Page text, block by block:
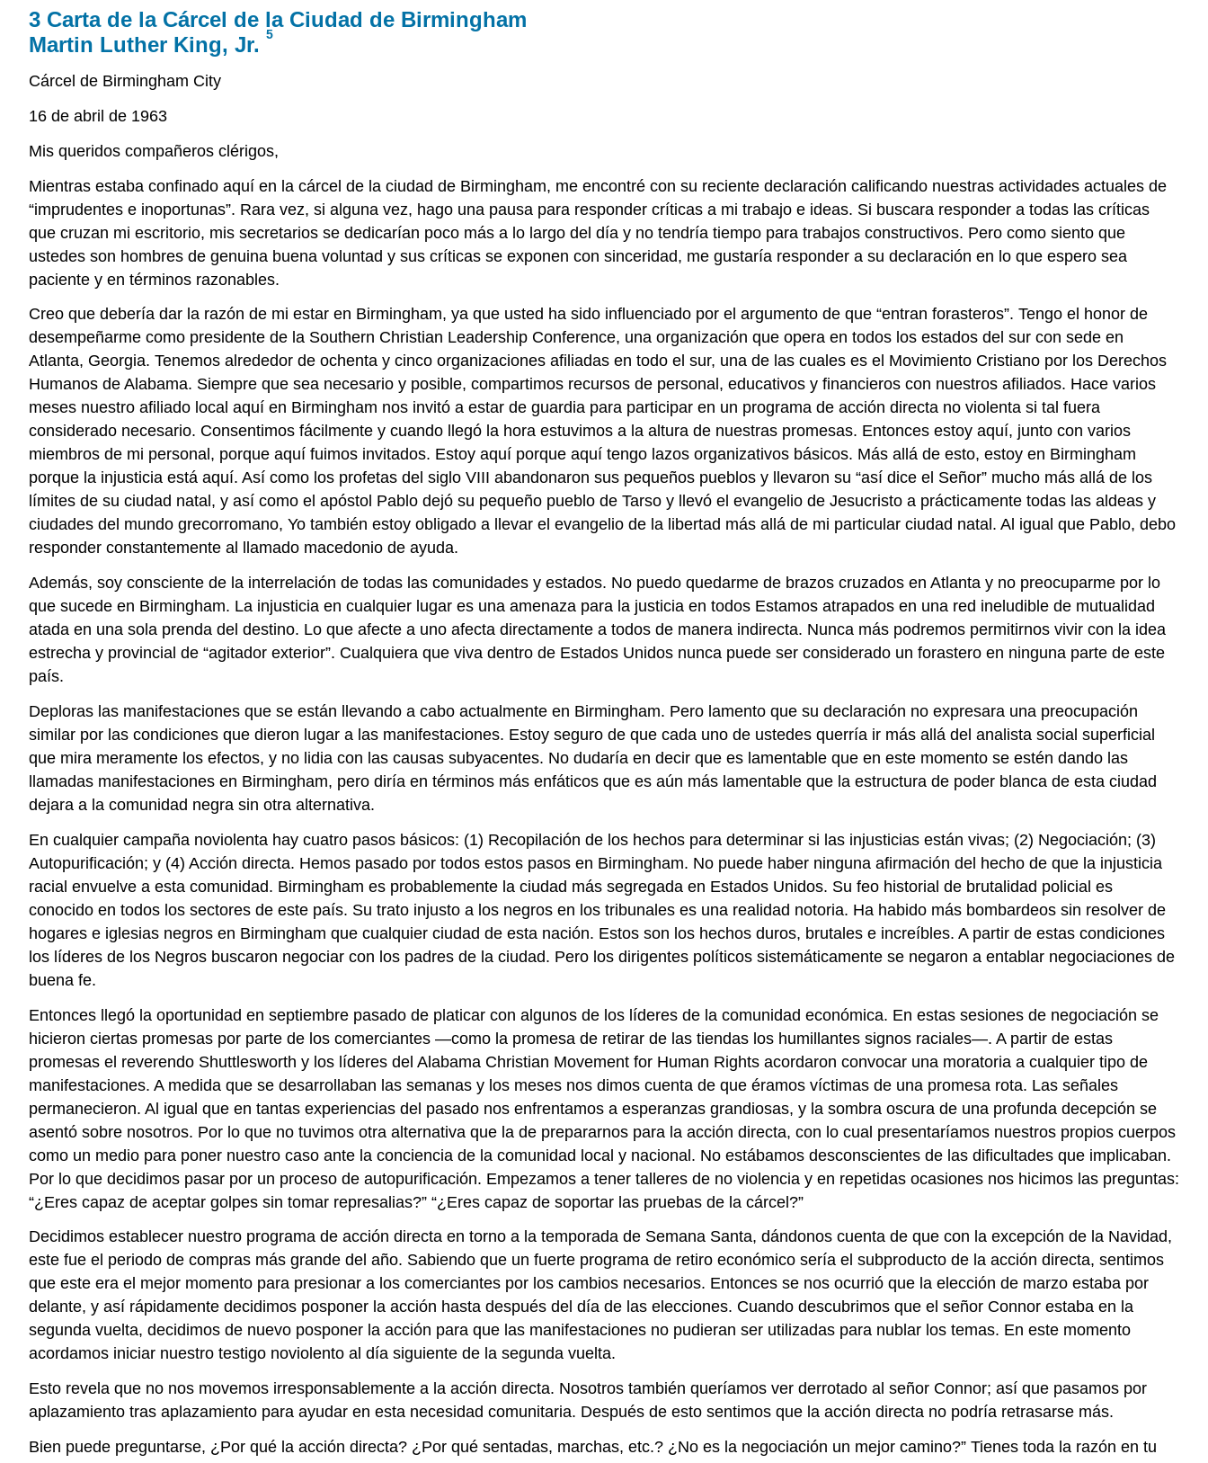
3 Carta de la Cárcel de la Ciudad de Birmingham
Martin Luther King, Jr. 5
Cárcel de Birmingham City
16 de abril de 1963
Mis queridos compañeros clérigos,
Mientras estaba confinado aquí en la cárcel de la ciudad de Birmingham, me encontré con su reciente declaración calificando nuestras actividades actuales de
“imprudentes e inoportunas”. Rara vez, si alguna vez, hago una pausa para responder críticas a mi trabajo e ideas. Si buscara responder a todas las críticas
que cruzan mi escritorio, mis secretarios se dedicarían poco más a lo largo del día y no tendría tiempo para trabajos constructivos. Pero como siento que
ustedes son hombres de genuina buena voluntad y sus críticas se exponen con sinceridad, me gustaría responder a su declaración en lo que espero sea
paciente y en términos razonables.
Creo que debería dar la razón de mi estar en Birmingham, ya que usted ha sido influenciado por el argumento de que “entran forasteros”. Tengo el honor de
desempeñarme como presidente de la Southern Christian Leadership Conference, una organización que opera en todos los estados del sur con sede en
Atlanta, Georgia. Tenemos alrededor de ochenta y cinco organizaciones afiliadas en todo el sur, una de las cuales es el Movimiento Cristiano por los Derechos
Humanos de Alabama. Siempre que sea necesario y posible, compartimos recursos de personal, educativos y financieros con nuestros afiliados. Hace varios
meses nuestro afiliado local aquí en Birmingham nos invitó a estar de guardia para participar en un programa de acción directa no violenta si tal fuera
considerado necesario. Consentimos fácilmente y cuando llegó la hora estuvimos a la altura de nuestras promesas. Entonces estoy aquí, junto con varios
miembros de mi personal, porque aquí fuimos invitados. Estoy aquí porque aquí tengo lazos organizativos básicos. Más allá de esto, estoy en Birmingham
porque la injusticia está aquí. Así como los profetas del siglo VIII abandonaron sus pequeños pueblos y llevaron su “así dice el Señor” mucho más allá de los
límites de su ciudad natal, y así como el apóstol Pablo dejó su pequeño pueblo de Tarso y llevó el evangelio de Jesucristo a prácticamente todas las aldeas y
ciudades del mundo grecorromano, Yo también estoy obligado a llevar el evangelio de la libertad más allá de mi particular ciudad natal. Al igual que Pablo, debo
responder constantemente al llamado macedonio de ayuda.
Además, soy consciente de la interrelación de todas las comunidades y estados. No puedo quedarme de brazos cruzados en Atlanta y no preocuparme por lo
que sucede en Birmingham. La injusticia en cualquier lugar es una amenaza para la justicia en todos Estamos atrapados en una red ineludible de mutualidad
atada en una sola prenda del destino. Lo que afecte a uno afecta directamente a todos de manera indirecta. Nunca más podremos permitirnos vivir con la idea
estrecha y provincial de “agitador exterior”. Cualquiera que viva dentro de Estados Unidos nunca puede ser considerado un forastero en ninguna parte de este
país.
Deploras las manifestaciones que se están llevando a cabo actualmente en Birmingham. Pero lamento que su declaración no expresara una preocupación
similar por las condiciones que dieron lugar a las manifestaciones. Estoy seguro de que cada uno de ustedes querría ir más allá del analista social superficial
que mira meramente los efectos, y no lidia con las causas subyacentes. No dudaría en decir que es lamentable que en este momento se estén dando las
llamadas manifestaciones en Birmingham, pero diría en términos más enfáticos que es aún más lamentable que la estructura de poder blanca de esta ciudad
dejara a la comunidad negra sin otra alternativa.
En cualquier campaña noviolenta hay cuatro pasos básicos: (1) Recopilación de los hechos para determinar si las injusticias están vivas; (2) Negociación; (3)
Autopurificación; y (4) Acción directa. Hemos pasado por todos estos pasos en Birmingham. No puede haber ninguna afirmación del hecho de que la injusticia
racial envuelve a esta comunidad. Birmingham es probablemente la ciudad más segregada en Estados Unidos. Su feo historial de brutalidad policial es
conocido en todos los sectores de este país. Su trato injusto a los negros en los tribunales es una realidad notoria. Ha habido más bombardeos sin resolver de
hogares e iglesias negros en Birmingham que cualquier ciudad de esta nación. Estos son los hechos duros, brutales e increíbles. A partir de estas condiciones
los líderes de los Negros buscaron negociar con los padres de la ciudad. Pero los dirigentes políticos sistemáticamente se negaron a entablar negociaciones de
buena fe.
Entonces llegó la oportunidad en septiembre pasado de platicar con algunos de los líderes de la comunidad económica. En estas sesiones de negociación se
hicieron ciertas promesas por parte de los comerciantes —como la promesa de retirar de las tiendas los humillantes signos raciales—. A partir de estas
promesas el reverendo Shuttlesworth y los líderes del Alabama Christian Movement for Human Rights acordaron convocar una moratoria a cualquier tipo de
manifestaciones. A medida que se desarrollaban las semanas y los meses nos dimos cuenta de que éramos víctimas de una promesa rota. Las señales
permanecieron. Al igual que en tantas experiencias del pasado nos enfrentamos a esperanzas grandiosas, y la sombra oscura de una profunda decepción se
asentó sobre nosotros. Por lo que no tuvimos otra alternativa que la de prepararnos para la acción directa, con lo cual presentaríamos nuestros propios cuerpos
como un medio para poner nuestro caso ante la conciencia de la comunidad local y nacional. No estábamos desconscientes de las dificultades que implicaban.
Por lo que decidimos pasar por un proceso de autopurificación. Empezamos a tener talleres de no violencia y en repetidas ocasiones nos hicimos las preguntas:
“¿Eres capaz de aceptar golpes sin tomar represalias?” “¿Eres capaz de soportar las pruebas de la cárcel?”
Decidimos establecer nuestro programa de acción directa en torno a la temporada de Semana Santa, dándonos cuenta de que con la excepción de la Navidad,
este fue el periodo de compras más grande del año. Sabiendo que un fuerte programa de retiro económico sería el subproducto de la acción directa, sentimos
que este era el mejor momento para presionar a los comerciantes por los cambios necesarios. Entonces se nos ocurrió que la elección de marzo estaba por
delante, y así rápidamente decidimos posponer la acción hasta después del día de las elecciones. Cuando descubrimos que el señor Connor estaba en la
segunda vuelta, decidimos de nuevo posponer la acción para que las manifestaciones no pudieran ser utilizadas para nublar los temas. En este momento
acordamos iniciar nuestro testigo noviolento al día siguiente de la segunda vuelta.
Esto revela que no nos movemos irresponsablemente a la acción directa. Nosotros también queríamos ver derrotado al señor Connor; así que pasamos por
aplazamiento tras aplazamiento para ayudar en esta necesidad comunitaria. Después de esto sentimos que la acción directa no podría retrasarse más.
Bien puede preguntarse, ¿Por qué la acción directa? ¿Por qué sentadas, marchas, etc.? ¿No es la negociación un mejor camino?” Tienes toda la razón en tu